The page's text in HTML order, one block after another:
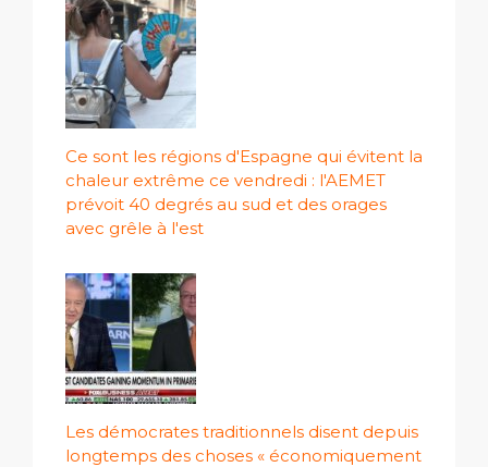
Ce sont les régions d'Espagne qui évitent la
chaleur extrême ce vendredi : l'AEMET
prévoit 40 degrés au sud et des orages
avec grêle à l'est
Les démocrates traditionnels disent depuis
longtemps des choses « économiquement